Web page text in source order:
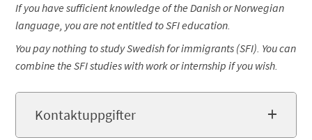
If you have sufficient knowledge of the Danish or Norwegian
language, you are not entitled to SFI education.
You pay nothing to study Swedish for immigrants (SFI). You can
combine the SFI studies with work or internship if you wish.
Kontaktuppgifter